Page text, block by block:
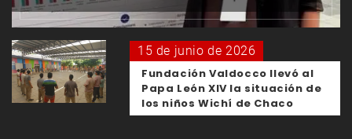
15 de junio de 2026
Fundación Valdocco llevó al
Papa León XIV la situación de
los niños Wichí de Chaco